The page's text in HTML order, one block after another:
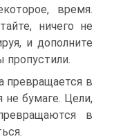
время.
ничего не
и дополните
превращается в
не бумаге. Цели,
в